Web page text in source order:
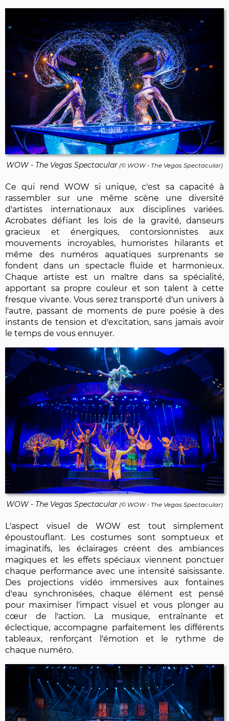
WOW - The Vegas Spectacular (© WOW - The Vegas Spectacular)
Ce qui rend WOW si unique, c'est sa capacité à
rassembler sur une même scène une diversité
d'artistes internationaux aux disciplines variées.
Acrobates défiant les lois de la gravité, danseurs
gracieux et énergiques, contorsionnistes aux
mouvements incroyables, humoristes hilarants et
même des numéros aquatiques surprenants se
fondent dans un spectacle fluide et harmonieux.
Chaque artiste est un maître dans sa spécialité,
apportant sa propre couleur et son talent à cette
fresque vivante. Vous serez transporté d'un univers à
l'autre, passant de moments de pure poésie à des
instants de tension et d'excitation, sans jamais avoir
le temps de vous ennuyer.
WOW - The Vegas Spectacular (© WOW - The Vegas Spectacular)
L'aspect visuel de WOW est tout simplement
époustouflant. Les costumes sont somptueux et
imaginatifs, les éclairages créent des ambiances
magiques et les effets spéciaux viennent ponctuer
chaque performance avec une intensité saisissante.
Des projections vidéo immersives aux fontaines
d'eau synchronisées, chaque élément est pensé
pour maximiser l'impact visuel et vous plonger au
cœur de l'action. La musique, entraînante et
éclectique, accompagne parfaitement les différents
tableaux, renforçant l'émotion et le rythme de
chaque numéro.